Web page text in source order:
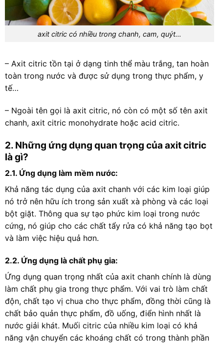
axit citric có nhiều trong chanh, cam, quýt…
– Axit citric tồn tại ở dạng tinh thể màu trắng, tan hoàn
toàn trong nước và được sử dụng trong thực phẩm, y
tế…
– Ngoài tên gọi là axit citric, nó còn có một số tên axit
chanh, axit citric monohydrate hoặc acid citric.
2. Những ứng dụng quan trọng của axit citric
là gì?
2.1. Ứng dụng làm mềm nước:
Khả năng tác dụng của axit chanh với các kim loại giúp
nó trở nên hữu ích trong sản xuất xà phòng và các loại
bột giặt. Thông qua sự tạo phức kim loại trong nước
cứng, nó giúp cho các chất tẩy rửa có khả năng tạo bọt
và làm việc hiệu quả hơn.
2.2. Ứng dụng là chất phụ gia:
Ứng dụng quan trọng nhất của axit chanh chính là dùng
làm chất phụ gia trong thực phẩm. Với vai trò làm chất
độn, chất tạo vị chua cho thực phẩm, đồng thời cũng là
chất bảo quản thực phẩm, đồ uống, điển hình nhất là
nước giải khát. Muối citric của nhiều kim loại có khả
năng vận chuyển các khoáng chất có trong thành phần